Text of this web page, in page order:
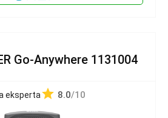
Go-Anywhere 1131004
eksperta 8.0/10